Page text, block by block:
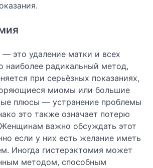
— это удаление матки и всех
наиболее радикальный метод,
при серьёзных показаниях,
миомы или большие
плюсы — устранение проблемы
это также означает потерю
важно обсуждать этот
если у них есть желание иметь
Иногда гистерэктомия может
методом, способным